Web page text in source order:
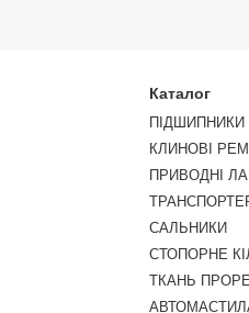
Каталог
ПІДШИПНИКИ
КЛИНОВІ
ПРИВОДНІ
САЛЬНИКИ
СТОПОРНЕ
ТКАНЬ